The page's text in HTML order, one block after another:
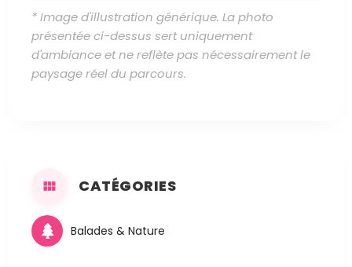
* Image d'illustration générique. La photo
présentée ci-dessus sert uniquement
d'ambiance et ne reflète pas nécessairement le
paysage réel du parcours.
CATÉGORIES
Balades & Nature